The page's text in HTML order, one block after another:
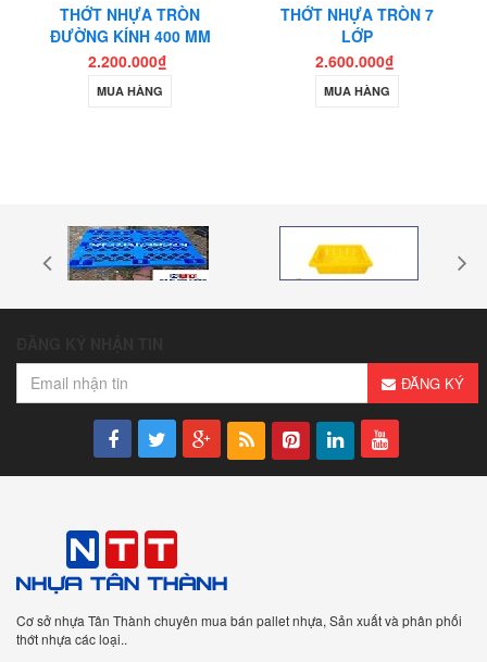
THỚT NHỰA TRÒN
ĐƯỜNG KÍNH 400 MM
2.200.000₫
MUA HÀNG
THỚT NHỰA TRÒN 7
LỚP
2.600.000₫
MUA HÀNG
ĐĂNG KÝ
Cơ sở nhựa Tân Thành chuyên mua bán pallet nhựa, Sản xuất và phân phối
thớt nhựa các loại..